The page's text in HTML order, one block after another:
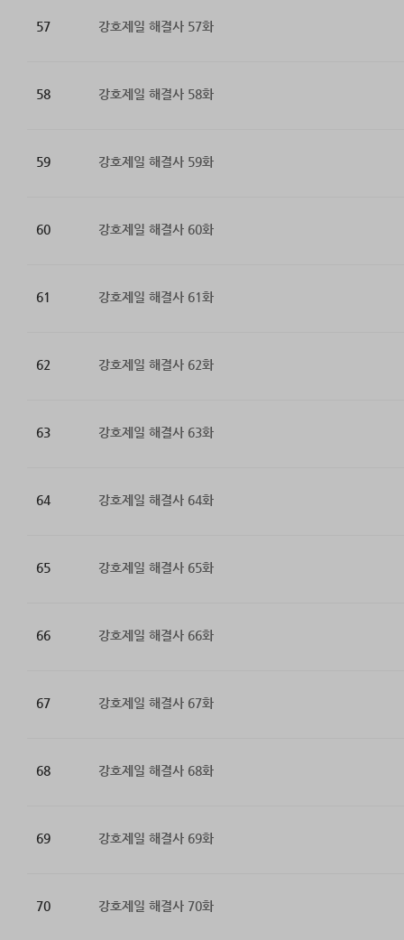
57 강호제일 해결사 57화
58 강호제일 해결사 58화
59 강호제일 해결사 59화
60 강호제일 해결사 60화
61 강호제일 해결사 61화
62 강호제일 해결사 62화
63 강호제일 해결사 63화
64 강호제일 해결사 64화
65 강호제일 해결사 65화
66 강호제일 해결사 66화
67 강호제일 해결사 67화
68 강호제일 해결사 68화
69 강호제일 해결사 69화
70 강호제일 해결사 70화